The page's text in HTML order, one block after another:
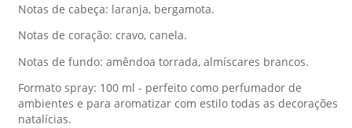
Notas de cabeça: laranja, bergamota.
Notas de coração: cravo, canela.
Notas de fundo: amêndoa torrada, almíscares brancos.
Formato spray: 100 ml - perfeito como perfumador de
ambientes e para aromatizar com estilo todas as decorações
natalícias.